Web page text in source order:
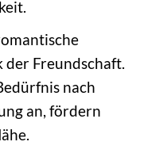
Freundschaft.
nach
an, fördern